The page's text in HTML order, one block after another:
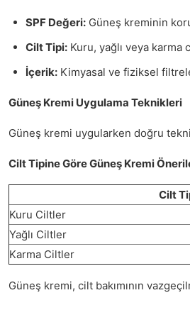
SPF Değeri: Güneş kreminin
Cilt Tipi: Kuru, yağlı veya
İçerik: Kimyasal ve fiziksel
Güneş Kremi Uygulama Teknikleri
Güneş kremi uygularken doğru
Cilt Tipine Göre Güneş Kremi
Cilt
Kuru Ciltler
Yağlı Ciltler
Karma Ciltler
Güneş kremi, cilt bakımının